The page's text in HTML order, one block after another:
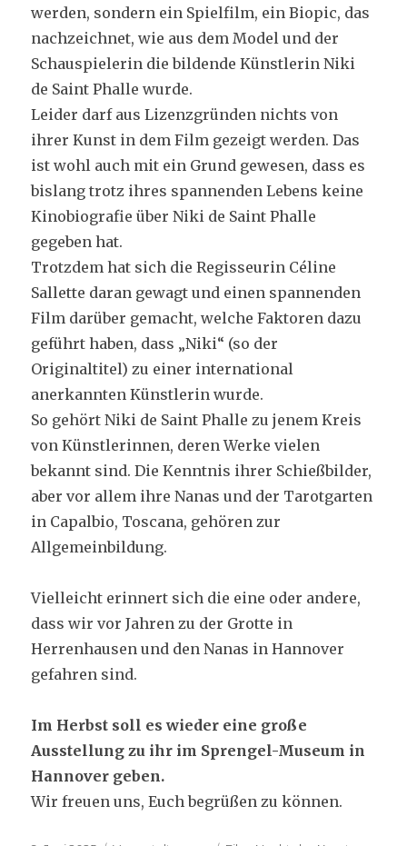
werden, sondern ein Spielfilm, ein Biopic, das
nachzeichnet, wie aus dem Model und der
Schauspielerin die bildende Künstlerin Niki
de Saint Phalle wurde.
Leider darf aus Lizenzgründen nichts von
ihrer Kunst in dem Film gezeigt werden. Das
ist wohl auch mit ein Grund gewesen, dass es
bislang trotz ihres spannenden Lebens keine
Kinobiografie über Niki de Saint Phalle
gegeben hat.
Trotzdem hat sich die Regisseurin Céline
Sallette daran gewagt und einen spannenden
Film darüber gemacht, welche Faktoren dazu
geführt haben, dass „Niki“ (so der
Originaltitel) zu einer international
anerkannten Künstlerin wurde.
So gehört Niki de Saint Phalle zu jenem Kreis
von Künstlerinnen, deren Werke vielen
bekannt sind. Die Kenntnis ihrer Schießbilder,
aber vor allem ihre Nanas und der Tarotgarten
in Capalbio, Toscana, gehören zur
Allgemeinbildung.
Vielleicht erinnert sich die eine oder andere,
dass wir vor Jahren zu der Grotte in
Herrenhausen und den Nanas in Hannover
gefahren sind.
Im Herbst soll es wieder eine große
Ausstellung zu ihr im Sprengel-Museum in
Hannover geben.
Wir freuen uns, Euch begrüßen zu können.